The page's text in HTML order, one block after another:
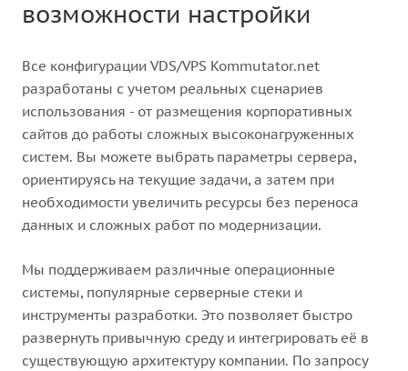
возможности настройки
Все конфигурации VDS/VPS Kommutator.net
разработаны с учетом реальных сценариев
использования - от размещения корпоративных
сайтов до работы сложных высоконагруженных
систем. Вы можете выбрать параметры сервера,
ориентируясь на текущие задачи, а затем при
необходимости увеличить ресурсы без переноса
данных и сложных работ по модернизации.
Мы поддерживаем различные операционные
системы, популярные серверные стеки и
инструменты разработки. Это позволяет быстро
развернуть привычную среду и интегрировать её в
существующую архитектуру компании. По запросу